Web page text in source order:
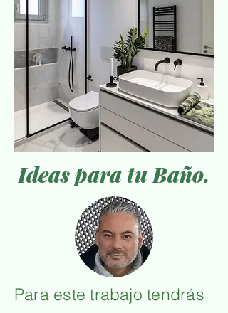
Ideas para tu Baño.
Para este trabajo tendrás